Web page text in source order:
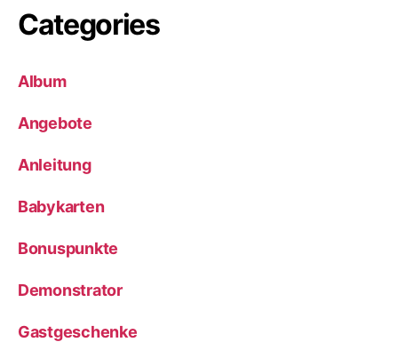
Categories
Album
Angebote
Anleitung
Babykarten
Bonuspunkte
Demonstrator
Gastgeschenke